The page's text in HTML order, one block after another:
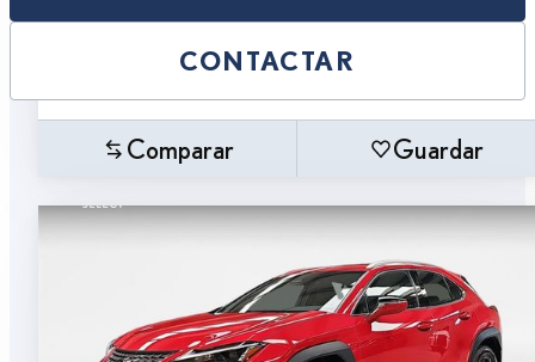
CONTACTAR
Comparar Guardar